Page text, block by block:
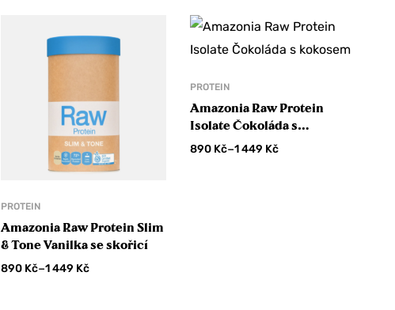
PROTEIN
Amazonia Raw Protein Slim
& Tone Vanilka se skořicí
890 Kč–1 449 Kč
PROTEIN
Amazonia Raw Protein
Isolate Čokoláda s
kokosem
890 Kč–1 449 Kč